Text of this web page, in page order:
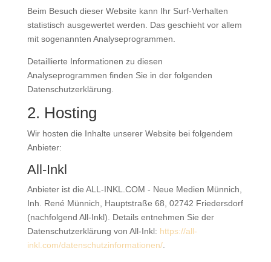
Beim Besuch dieser Website kann Ihr Surf-Verhalten
statistisch ausgewertet werden. Das geschieht vor allem
mit sogenannten Analyseprogrammen.
Detaillierte Informationen zu diesen
Analyseprogrammen finden Sie in der folgenden
Datenschutzerklärung.
2. Hosting
Wir hosten die Inhalte unserer Website bei folgendem
Anbieter:
All-Inkl
Anbieter ist die ALL-INKL.COM - Neue Medien Münnich,
Inh. René Münnich, Hauptstraße 68, 02742 Friedersdorf
(nachfolgend All-Inkl). Details entnehmen Sie der
Datenschutzerklärung von All-Inkl: https://all-
inkl.com/datenschutzinformationen/.